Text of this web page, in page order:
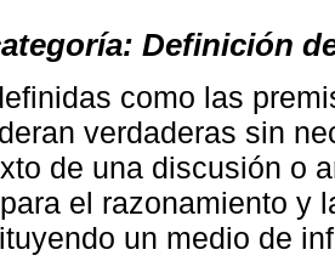
Definición
como las
verdaderas sin
de una discusión o
el razonamiento y
un medio de